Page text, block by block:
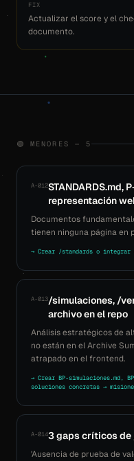
FIX
Actualizar el score y el
documento.
🟢 MENORES — 5
A-012
representación
Documentos
tienen ninguna página en
→ Crear /standards o
A-013/simulaciones, /
archivo en el repo
Análisis estratégicos de
no están en el Archive
atrapado en el frontend.
→ Crear BP-simulaciones.md,
soluciones concretas →
A-0143 gaps críticos de
'Ausencia de prueba de